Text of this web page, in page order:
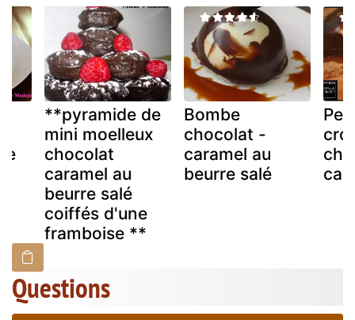
**pyramide de
mini moelleux
chocolat
caramel au
beurre salé
coiffés d'une
framboise **
Bombe
chocolat -
caramel au
beurre salé
Questions